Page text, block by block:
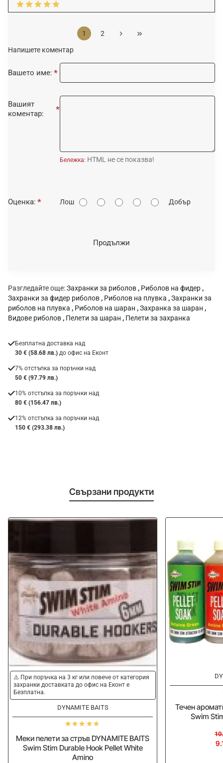
1 2
Напишете коментар
Вашето име:
Вашият
коментар:
Бележка: HTML не се показва!
О
Оценка: Лош Добър
Продължи
Разгледайте още:Захранки за риболов , Риболов на фидер ,
Захранки за фидер риболов , Риболов на плувка ,Захранки за
риболов на плувка , Риболов на шаран ,Захранка за шаран ,
Видове риболов , Пелети за шаран , Пелети за захранка
Безплатна доставка над
30 € (58.68 лв.) до офис на Еконт
7% отстъпка за поръчки над
50 € (97.79 лв.)
10% отстъпка за поръчки над
80 € (156.47 лв.)
12% отстъпка за поръчки над
150 € (293.38 лв.)
Свързани продукти
-40%
⚠️ При поръчка на 3 кг или повече от категория
захранки доставката до офис на Еконт е
Безплатна.
DYNAMITE BAITS
Меки пелети за стръв DYNAMITE BAITS
Swim Stim Durable Hook Pellet White
Amino
Течен
Swim